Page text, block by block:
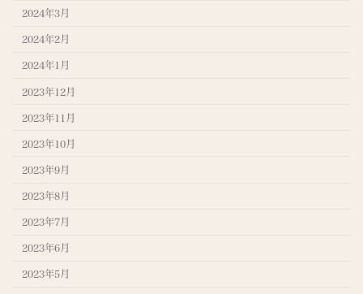
2024年3月
2024年2月
2024年1月
2023年12月
2023年11月
2023年10月
2023年9月
2023年8月
2023年7月
2023年6月
2023年5月